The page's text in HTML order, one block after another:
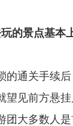
景点基本
通关手续后
望见前方悬
团大多数人